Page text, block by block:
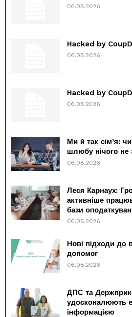
06.08.2026
Hacked by
06.08.2026
Hacked by
06.08.2026
Ми й так сім’я:
шлюбу нічого не
06.08.2026
Леся Карнаух:
активніше
бази
06.08.2026
Нові підходи до
допомог
06.08.2026
ДПС та
удосконалюють
інформацією